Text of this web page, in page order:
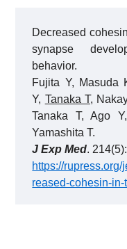
Decreased
synapse
behavior.
Fujita Y, Masuda
Y, Tanaka T,
Tanaka T, Ago
Yamashita T.
J Exp Med.
https://
reased-cohesin-